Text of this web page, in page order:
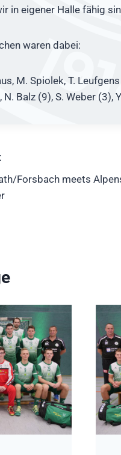
in eigener Halle fähig
waren dabei:
M. Spiolek, T.
N. Balz (9), S. Weber (3),
Forsbach meets